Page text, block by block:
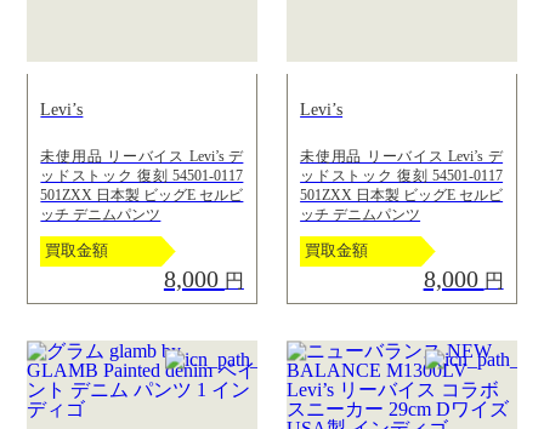
Levi’s
未使用品 リーバイス Levi’s デ
ッドストック 復刻 54501-0117
501ZXX 日本製 ビッグE セルビ
ッチ デニムパンツ
買取金額
8,000 円
Levi’s
未使用品 リーバイス Levi’s デ
ッドストック 復刻 54501-0117
501ZXX 日本製 ビッグE セルビ
ッチ デニムパンツ
買取金額
8,000 円